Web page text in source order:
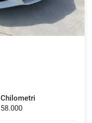
Chilometri
58.000